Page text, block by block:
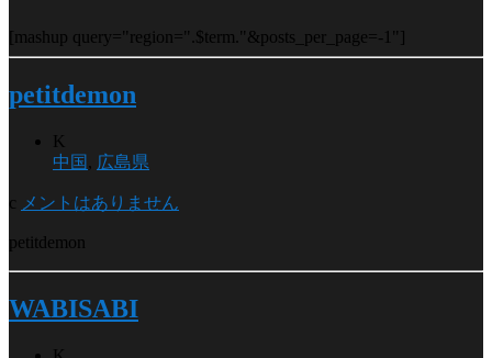
[mashup query="region=".$term."&posts_per_page=-1"]
petitdemon
K
中国 , 広島県
c メントはありません
petitdemon
WABISABI